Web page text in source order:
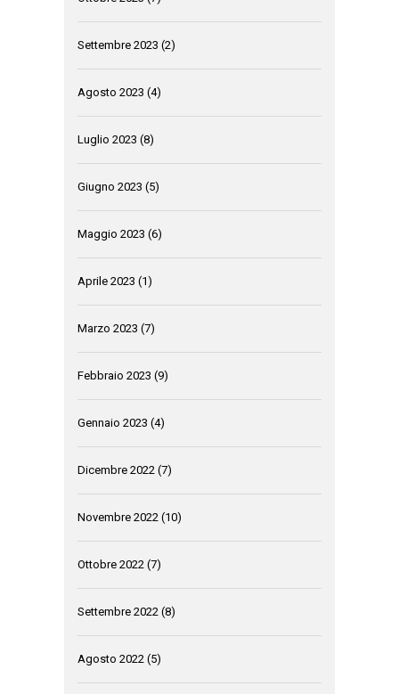
Settembre 2023 (2)
Agosto 2023 (4)
Luglio 2023 (8)
Giugno 2023 (5)
Maggio 2023 (6)
Aprile 2023 (1)
Marzo 2023 (7)
Febbraio 2023 (9)
Gennaio 2023 (4)
Dicembre 2022 (7)
Novembre 2022 (10)
Ottobre 2022 (7)
Settembre 2022 (8)
Agosto 2022 (5)